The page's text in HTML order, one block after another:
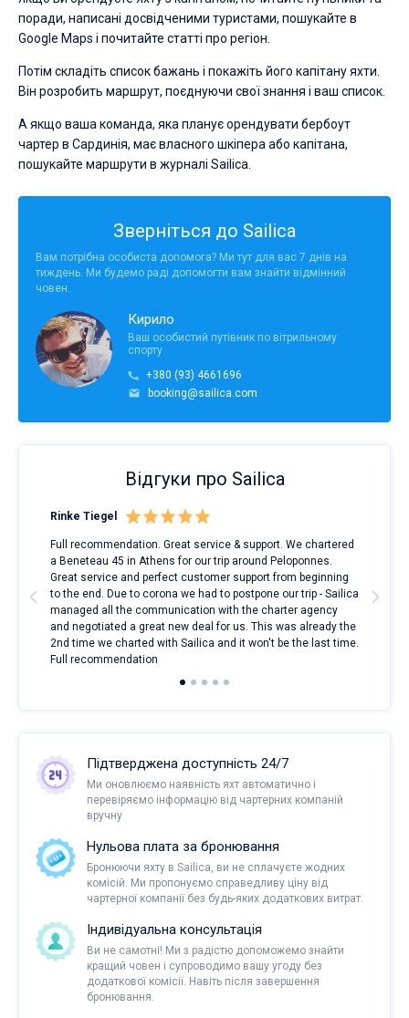
поради, написані досвідченими туристами, пошукайте в
Google Maps і почитайте статті про регіон.
Потім складіть список бажань і покажіть його капітану яхти.
Він розробить маршрут, поєднуючи свої знання і ваш список.
А якщо ваша команда, яка планує орендувати бербоут
чартер в Сардинія, має власного шкіпера або капітана,
пошукайте маршрути в журналі Sailica.
Зверніться до Sailica
Вам потрібна особиста допомога? Ми тут для вас 7 днів на
тиждень. Ми будемо раді допомогти вам знайти відмінний
човен.
Кирило
Ваш особистий путівник по вітрильному
спорту
+380 (93) 4661696
booking@sailica.com
Відгуки про Sailica
Rinke Tiegel
Full recommendation. Great service & support. We chartered
a Beneteau 45 in Athens for our trip around Peloponnes.
Great service and perfect customer support from beginning
to the end. Due to corona we had to postpone our trip - Sailica
managed all the communication with the charter agency
and negotiated a great new deal for us. This was already the
2nd time we charted with Sailica and it won't be the last time.
Full recommendation
Підтверджена доступність 24/7
Ми оновлюємо наявність яхт автоматично і
перевіряємо інформацію від чартерних компаній
вручну
Нульова плата за бронювання
Бронюючи яхту в Sailica, ви не сплачуєте жодних
комісій. Ми пропонуємо справедливу ціну від
чартерної компанії без будь-яких додаткових витрат.
Індивідуальна консультація
Ви не самотні! Ми з радістю допоможемо знайти
кращий човен і супроводимо вашу угоду без
додаткової комісії. Навіть після завершення
бронювання.